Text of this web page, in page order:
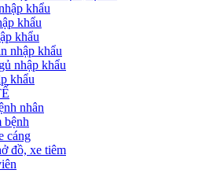
khẩu
khẩu
khẩu
nhập khẩu
nhập khẩu
khẩu
nhân
bệnh
cáng
đồ, xe tiêm